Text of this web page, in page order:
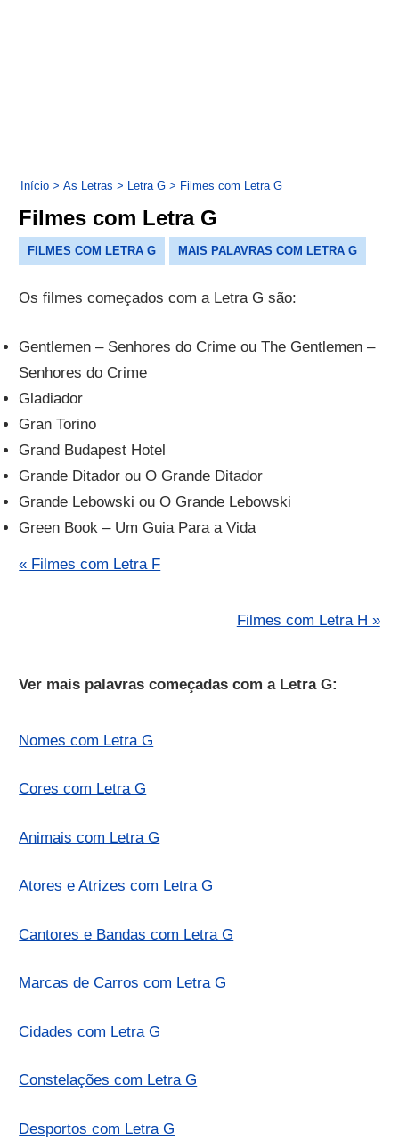
Início > As Letras > Letra G > Filmes com Letra G
Filmes com Letra G
FILMES COM LETRA G MAIS PALAVRAS COM LETRA G
Os filmes começados com a Letra G são:
Gentlemen – Senhores do Crime ou The Gentlemen –
Senhores do Crime
Gladiador
Gran Torino
Grand Budapest Hotel
Grande Ditador ou O Grande Ditador
Grande Lebowski ou O Grande Lebowski
Green Book – Um Guia Para a Vida
« Filmes com Letra F
Filmes com Letra H »
Ver mais palavras começadas com a Letra G:
Nomes com Letra G
Cores com Letra G
Animais com Letra G
Atores e Atrizes com Letra G
Cantores e Bandas com Letra G
Marcas de Carros com Letra G
Cidades com Letra G
Constelações com Letra G
Desportos com Letra G